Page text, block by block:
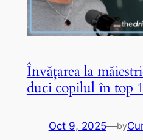
Învățarea la
duci copilul în top
Oct 9, 2025—by